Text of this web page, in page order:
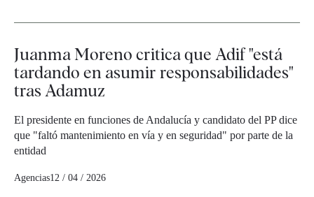
Juanma Moreno critica que Adif "está
tardando en asumir responsabilidades"
tras Adamuz
El presidente en funciones de Andalucía y candidato del PP dice
que "faltó mantenimiento en vía y en seguridad" por parte de la
entidad
Agencias12 / 04 / 2026